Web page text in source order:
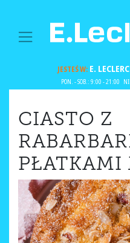
MAIN
JESTEŚ W:E. LECLERC
PON. - SOB.: 9:00 - 21:00
CIASTO Z
PŁATKAMI